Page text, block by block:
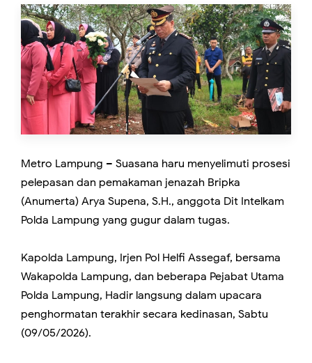
Metro Lampung – Suasana haru menyelimuti prosesi
pelepasan dan pemakaman jenazah Bripka
(Anumerta) Arya Supena, S.H., anggota Dit Intelkam
Polda Lampung yang gugur dalam tugas.
Kapolda Lampung, Irjen Pol Helfi Assegaf, bersama
Wakapolda Lampung, dan beberapa Pejabat Utama
Polda Lampung, Hadir langsung dalam upacara
penghormatan terakhir secara kedinasan, Sabtu
(09/05/2026).